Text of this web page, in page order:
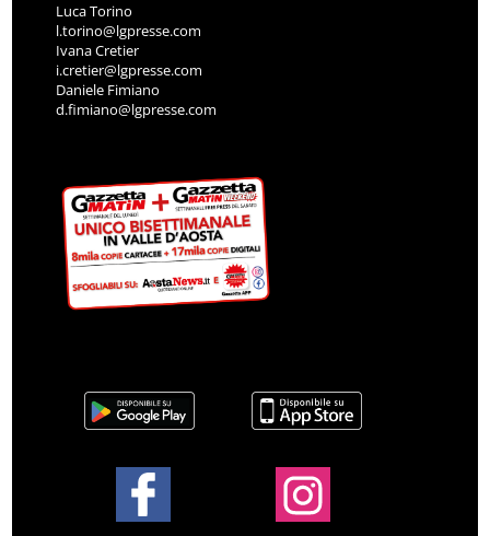
Luca Torino
l.torino@lgpresse.com
Ivana Cretier
i.cretier@lgpresse.com
Daniele Fimiano
d.fimiano@lgpresse.com